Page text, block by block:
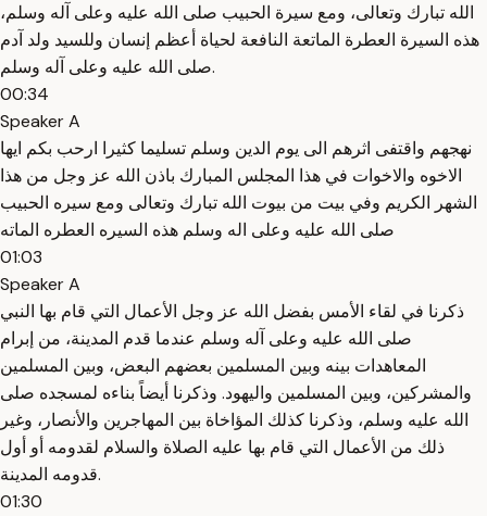
الله تبارك وتعالى، ومع سيرة الحبيب صلى الله عليه وعلى آله وسلم،
هذه السيرة العطرة الماتعة النافعة لحياة أعظم إنسان وللسيد ولد آدم
صلى الله عليه وعلى آله وسلم.
00:34
Speaker A
نهجهم واقتفى اثرهم الى يوم الدين وسلم تسليما كثيرا ارحب بكم ايها
الاخوه والاخوات في هذا المجلس المبارك باذن الله عز وجل من هذا
الشهر الكريم وفي بيت من بيوت الله تبارك وتعالى ومع سيره الحبيب
صلى الله عليه وعلى اله وسلم هذه السيره العطره الماته
01:03
Speaker A
ذكرنا في لقاء الأمس بفضل الله عز وجل الأعمال التي قام بها النبي
صلى الله عليه وعلى آله وسلم عندما قدم المدينة، من إبرام
المعاهدات بينه وبين المسلمين بعضهم البعض، وبين المسلمين
والمشركين، وبين المسلمين واليهود. وذكرنا أيضاً بناءه لمسجده صلى
الله عليه وسلم، وذكرنا كذلك المؤاخاة بين المهاجرين والأنصار، وغير
ذلك من الأعمال التي قام بها عليه الصلاة والسلام لقدومه أو أول
قدومه المدينة.
01:30